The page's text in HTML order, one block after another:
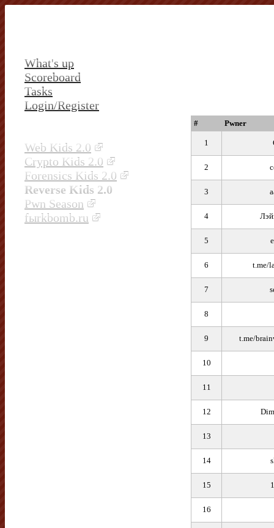
What's up
Scoreboard
Tasks
Login/Register
Web Kids 2.0
Crypto Kids 2.0
Forensics Kids 2.0
Reverse Kids 2.0
Pwn Season
fыrkbomb.ru
# Pwner
1
2
3
4
5
6 t.me/
7
8
9 t.me/
10
11
12
13
14
15
16